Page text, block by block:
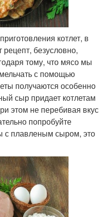
котлет, в
безусловно,
тому, что мясо мы
с помощью
получаются особенно
сыр придает котлетам
этом не перебивая вкус
попробуйте
с плавленым сыром, это